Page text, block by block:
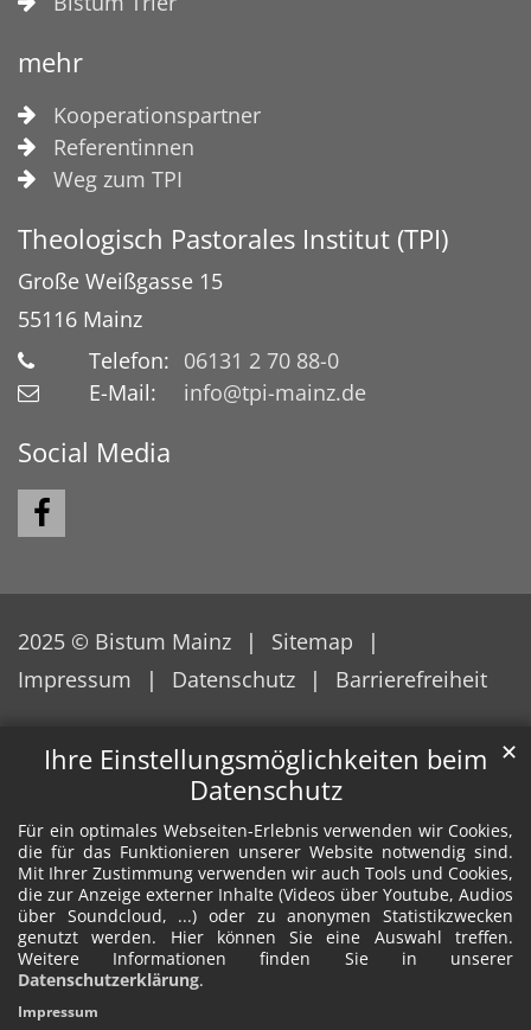
Ihre Einstellungsmöglichkeiten beim
Datenschutz
Für ein optimales Webseiten-Erlebnis verwenden wir Cookies,
die für das Funktionieren unserer Website notwendig sind.
Mit Ihrer Zustimmung verwenden wir auch Tools und Cookies,
die zur Anzeige externer Inhalte (Videos über Youtube, Audios
über Soundcloud, ...) oder zu anonymen Statistikzwecken
genutzt werden. Hier können Sie eine Auswahl treffen.
Weitere Informationen finden Sie in unserer
Datenschutzerklärung.
✕
Impressum
mehr
Kooperationspartner
Referentinnen
Weg zum TPI
Theologisch Pastorales Institut (TPI)
Große Weißgasse 15
55116 Mainz
Telefon: 06131 2 70 88-0
E-Mail:
info@tpi-mainz.de
Social Media
2025 © Bistum Mainz
Sitemap
Impressum
Datenschutz Barrierefreiheit